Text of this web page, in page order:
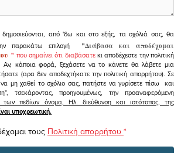
δημοσιεύονται, από 'δω και στο εξής, τα σχόλιά σας, θα
παρακάτω επιλογή
"Διάβασα και αποδέχομαι
" που σημαίνει ότι διαβάσατεκι αποδέχεστε την πολιτική
Αν, κάποια φορά, ξεχάσετε να το κάνετε θα λάβετε μια
(αρα δεν αποδεχτήκατε την πολιτική απορρήτου). Σε
μη χαθεί το σχόλιο σας, πατήστε να γυρίσετε πίσω και
τσεκάροντας, προηγουμένως, την προαναφερόμενη
πεδίων όνομα, Ηλ. διεύθυνση και ιστότοπος, της
υποχρεωτική.
τους Πολιτική απορρήτου *